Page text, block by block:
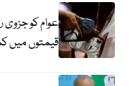
عوام کو جزوی
قیمتوں میں